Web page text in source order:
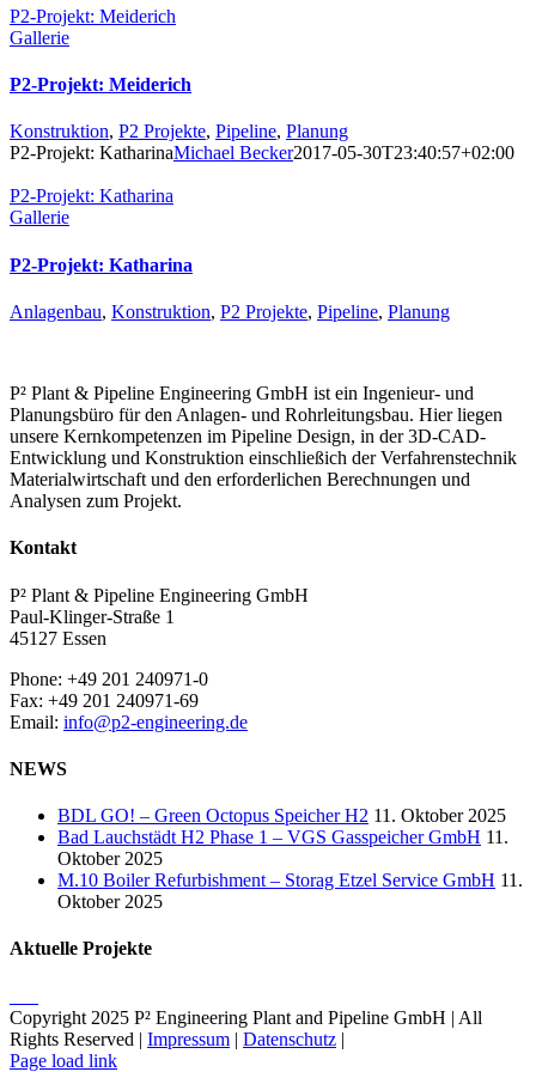
P2-Projekt: Meiderich
Gallerie
P2-Projekt: Meiderich
Konstruktion, P2 Projekte, Pipeline, Planung
P2-Projekt: KatharinaMichael Becker2017-05-30T23:40:57+02:00
P2-Projekt: Katharina
Gallerie
P2-Projekt: Katharina
Anlagenbau, Konstruktion, P2 Projekte, Pipeline, Planung
P² Plant & Pipeline Engineering GmbH ist ein Ingenieur- und
Planungsbüro für den Anlagen- und Rohrleitungsbau. Hier liegen
unsere Kernkompetenzen im Pipeline Design, in der 3D-CAD-
Entwicklung und Konstruktion einschließich der Verfahrenstechnik
Materialwirtschaft und den erforderlichen Berechnungen und
Analysen zum Projekt.
Kontakt
P² Plant & Pipeline Engineering GmbH
Paul-Klinger-Straße 1
45127 Essen
Phone: +49 201 240971-0
Fax: +49 201 240971-69
Email: info@p2-engineering.de
NEWS
BDL GO! – Green Octopus Speicher H2 11. Oktober 2025
Bad Lauchstädt H2 Phase 1 – VGS Gasspeicher GmbH 11.
Oktober 2025
M.10 Boiler Refurbishment – Storag Etzel Service GmbH 11.
Oktober 2025
Aktuelle Projekte
Copyright 2025 P² Engineering Plant and Pipeline GmbH | All
Rights Reserved | Impressum | Datenschutz |
Page load link